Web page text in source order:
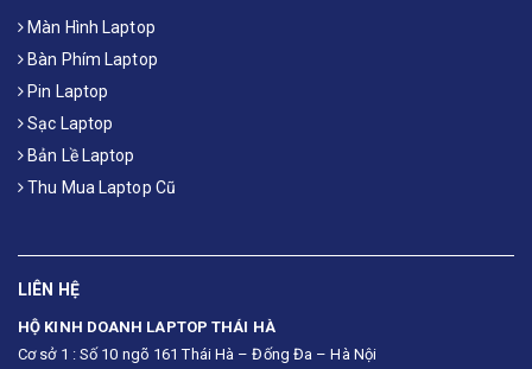
Màn Hình Laptop
Bàn Phím Laptop
Pin Laptop
Sạc Laptop
Bản Lề Laptop
Thu Mua Laptop Cũ
LIÊN HỆ
HỘ KINH DOANH LAPTOP THÁI HÀ
Cơ sở 1 : Số 10 ngõ 161 Thái Hà – Đống Đa – Hà Nội